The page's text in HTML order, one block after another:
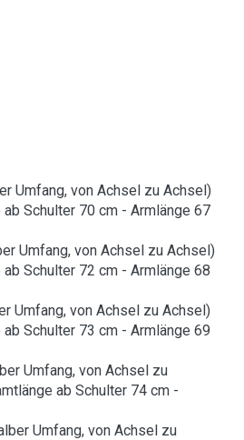
Umfang, von Achsel zu Achsel)
Schulter 70 cm - Armlänge 67
Umfang, von Achsel zu Achsel)
Schulter 72 cm - Armlänge 68
Umfang, von Achsel zu Achsel)
Schulter 73 cm - Armlänge 69
Umfang, von Achsel zu
ab Schulter 74 cm -
Umfang, von Achsel zu